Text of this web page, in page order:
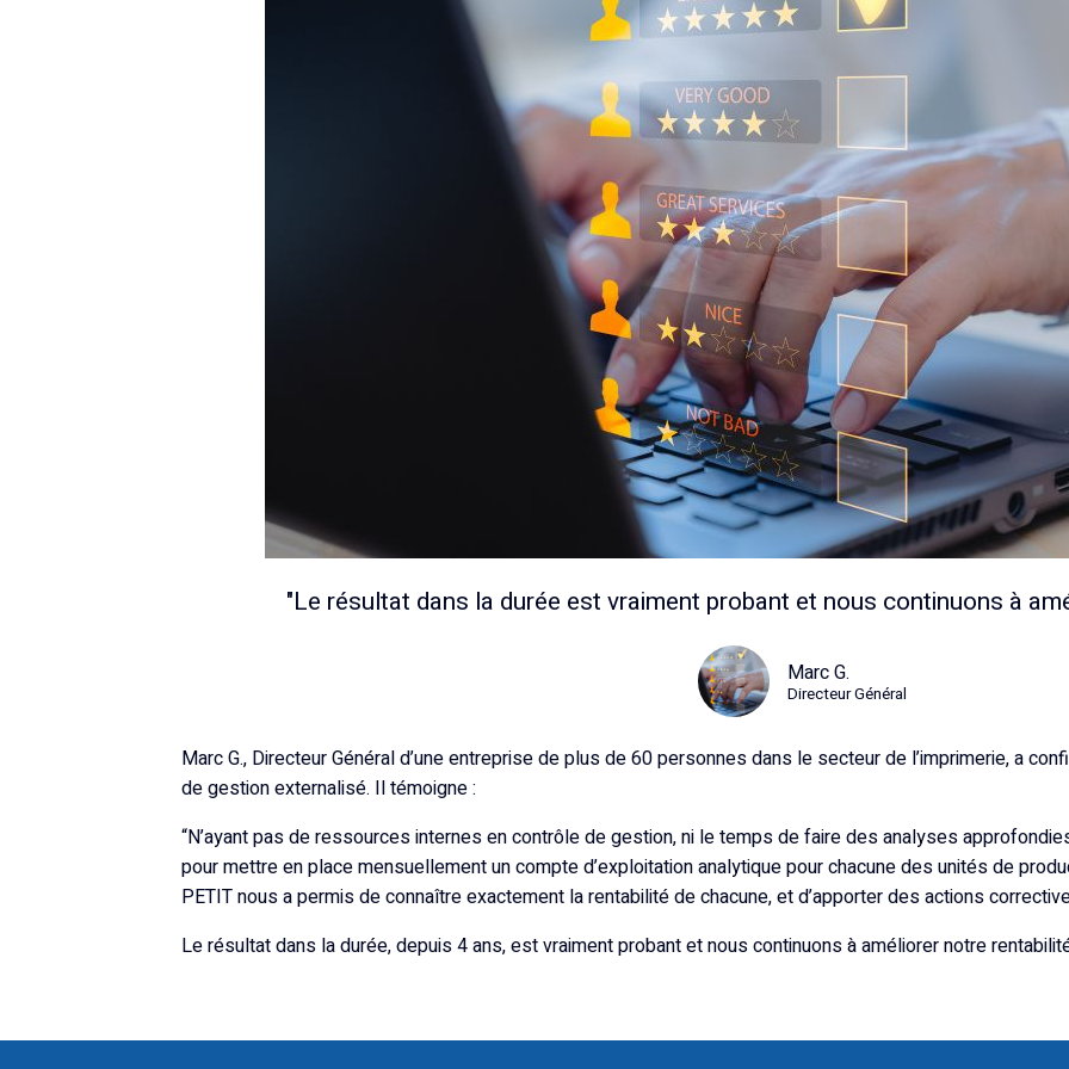
"Le résultat dans la durée est vraiment probant et nous continuons à
Marc G.
Directeur Général
Marc G., Directeur Général d’une entreprise de plus de 60 personnes dans le secteur de l’imprimerie, a
de gestion externalisé. Il témoigne :
“N’ayant pas de ressources internes en contrôle de gestion, ni le temps de faire des analyses
pour mettre en place mensuellement un compte d’exploitation analytique pour chacune des unités de
PETIT nous a permis de connaître exactement la rentabilité de chacune, et d’apporter des actions
Le résultat dans la durée, depuis 4 ans, est vraiment probant et nous continuons à améliorer notre